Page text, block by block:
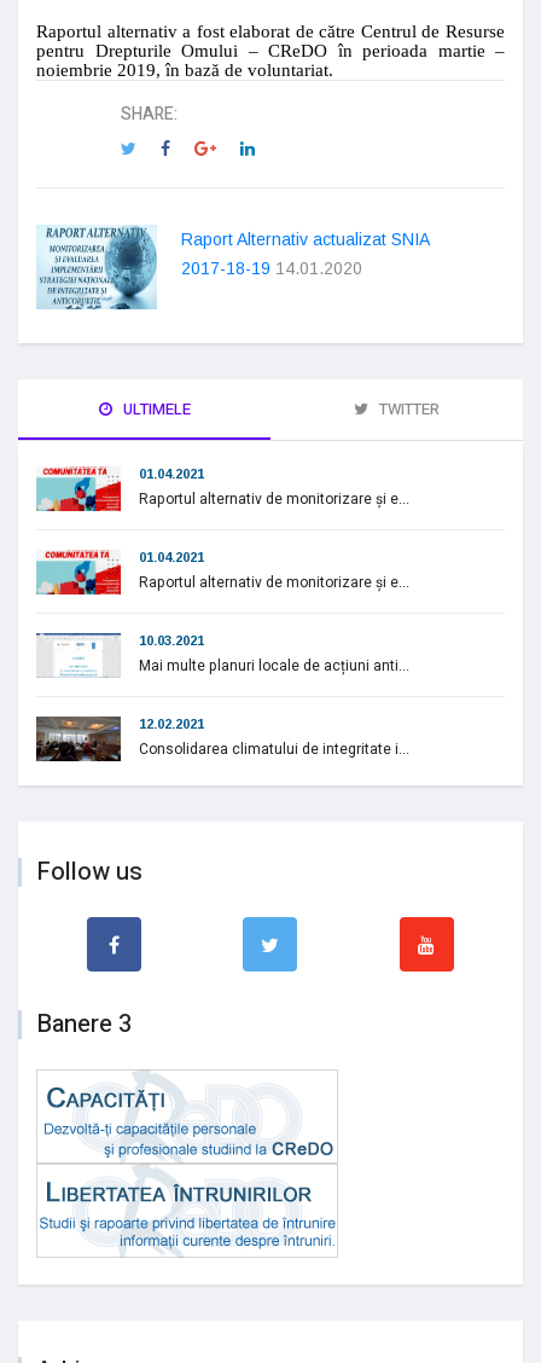
Raportul alternativ a fost elaborat de către Centrul de Resurse
pentru Drepturile Omului – CReDO în perioada martie –
noiembrie 2019, în bază de voluntariat.
SHARE:
Raport Alternativ actualizat SNIA
2017-18-19 14.01.2020
ULTIMELE TWITTER
01.04.2021
Raportul alternativ de monitorizare și e...
01.04.2021
Raportul alternativ de monitorizare și e...
10.03.2021
Mai multe planuri locale de acțiuni anti...
12.02.2021
Consolidarea climatului de integritate i...
Follow us
Banere 3